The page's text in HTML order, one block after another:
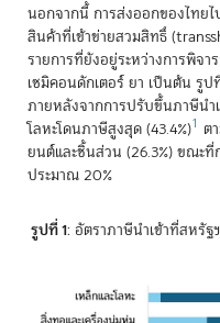
นอกจากนี้ การส่งออกของไทยไ
สินค้าที่เข้าข่ายสวมสิทธิ์
รายการที่ยังอยู่ระหว่างการพิจ
เซมิคอนดักเตอร์ ยา เป็นต้น รูป
ภายหลังจากการปรับขึ้นภาษีนำ
โลหะโดนภาษีสูงสุด (43.4%)1 ต
ยนต์และชิ้นส่วน (26.3%) ขณะ
ประมาณ 20%
รูปที่ 1: อัตราภาษีนำเข้าที่สหรั